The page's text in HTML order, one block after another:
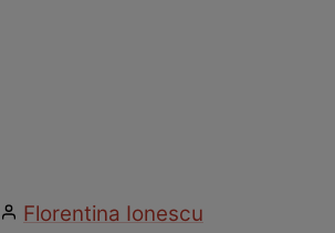
Florentina Ionescu